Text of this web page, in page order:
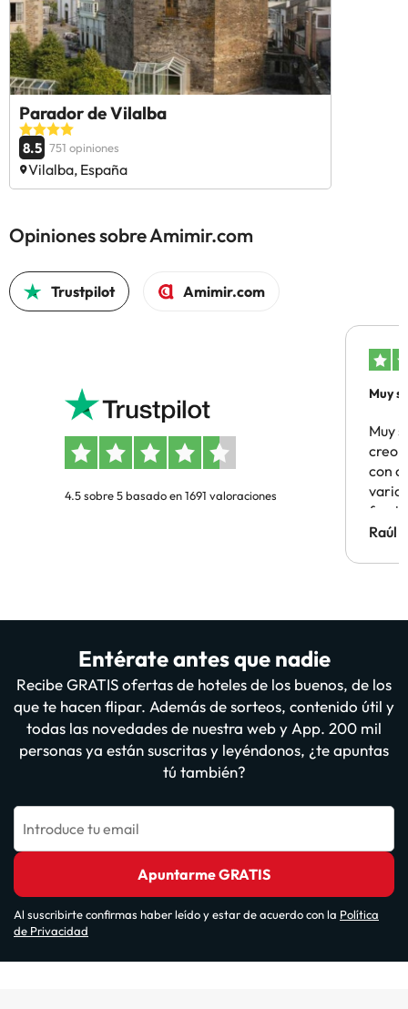
Parador de Vilalba
8.5 751 opiniones
Vilalba, España
Opiniones sobre Amimir.com
Trustpilot Amimir.com
4.5 sobre 5 basado en 1691 valoraciones
Muy
Muy
creo
con
Hotel
Raúl
Entérate antes que nadie
Recibe GRATIS ofertas de hoteles de los buenos, de los
que te hacen flipar. Además de sorteos, contenido útil y
todas las novedades de nuestra web y App. 200 mil
personas ya están suscritas y leyéndonos, ¿te apuntas
tú también?
Introduce tu email
Apuntarme GRATIS
Al suscribirte confirmas haber leído y estar de acuerdo con la Política
de Privacidad